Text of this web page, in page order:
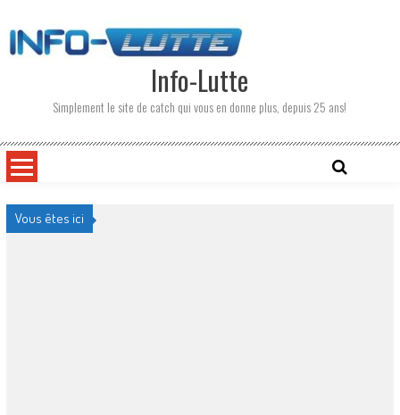
to
content
Info-Lutte
Simplement le site de catch qui vous en donne plus, depuis 25 ans!
Vous êtes ici